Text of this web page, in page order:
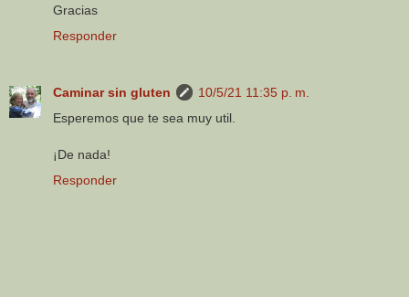
Gracias
Responder
Caminar sin gluten
10/5/21 11:35 p. m.
Esperemos que te sea muy util.
¡De nada!
Responder